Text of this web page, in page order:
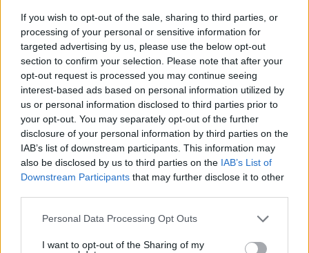
If you wish to opt-out of the sale, sharing to third parties, or
processing of your personal or sensitive information for
targeted advertising by us, please use the below opt-out
section to confirm your selection. Please note that after your
opt-out request is processed you may continue seeing
interest-based ads based on personal information utilized by
us or personal information disclosed to third parties prior to
your opt-out. You may separately opt-out of the further
disclosure of your personal information by third parties on the
IAB’s list of downstream participants. This information may
also be disclosed by us to third parties on the IAB’s List of
Downstream Participants that may further disclose it to other
Please note that this website/app uses one or more Google
not limited to your visit or usage behaviour. You may click to
Personal Data Processing Opt Outs
I want to opt-out of the Sharing of my
Το DEI College παρουσιάζει τη Sophia. Την πρώτη 24/7
βοηθό AI που αλλάζει τον τρόπο με τον οποίο μαθαίνουν οι
φοιτητές
30.07.2026, 09:33
Η Smart φοιτητική κατοικία στην καρδιά της Αθήνας
03.08.2026, 10:56
Διασκεδάζουμε υπεύθυνα, επιστρέφουμε με ασφάλεια
29.07.2026, 09:39
ΣΧΟΛΙΑ(5)
ΠΡΟΣΘΗΚΗ ΣΧΟΛΙΟΥ